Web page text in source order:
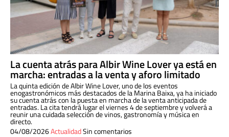
La cuenta atrás para Albir Wine Lover ya está en
marcha: entradas a la venta y aforo limitado
La quinta edición de Albir Wine Lover, uno de los eventos
enogastronómicos más destacados de la Marina Baixa, ya ha iniciado
su cuenta atrás con la puesta en marcha de la venta anticipada de
entradas. La cita tendrá lugar el viernes 4 de septiembre y volverá a
reunir una cuidada selección de vinos, gastronomía y música en
directo.
04/08/2026ActualidadSin comentarios